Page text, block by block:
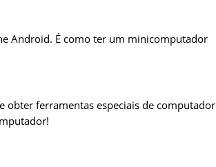
Android. É como ter um minicomputador
obter ferramentas especiais de computador